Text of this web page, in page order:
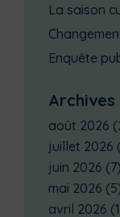
La saison
Enquête
août 2026
juillet 2026
juin 2026 (7)
mai 2026
avril 2026